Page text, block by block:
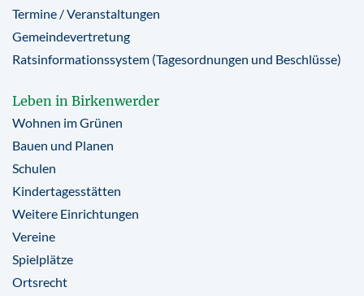
Termine / Veranstaltungen
Gemeindevertretung
Ratsinformationssystem (Tagesordnungen und Beschlüsse)
Leben in Birkenwerder
Wohnen im Grünen
Bauen und Planen
Schulen
Kindertagesstätten
Weitere Einrichtungen
Vereine
Spielplätze
Ortsrecht